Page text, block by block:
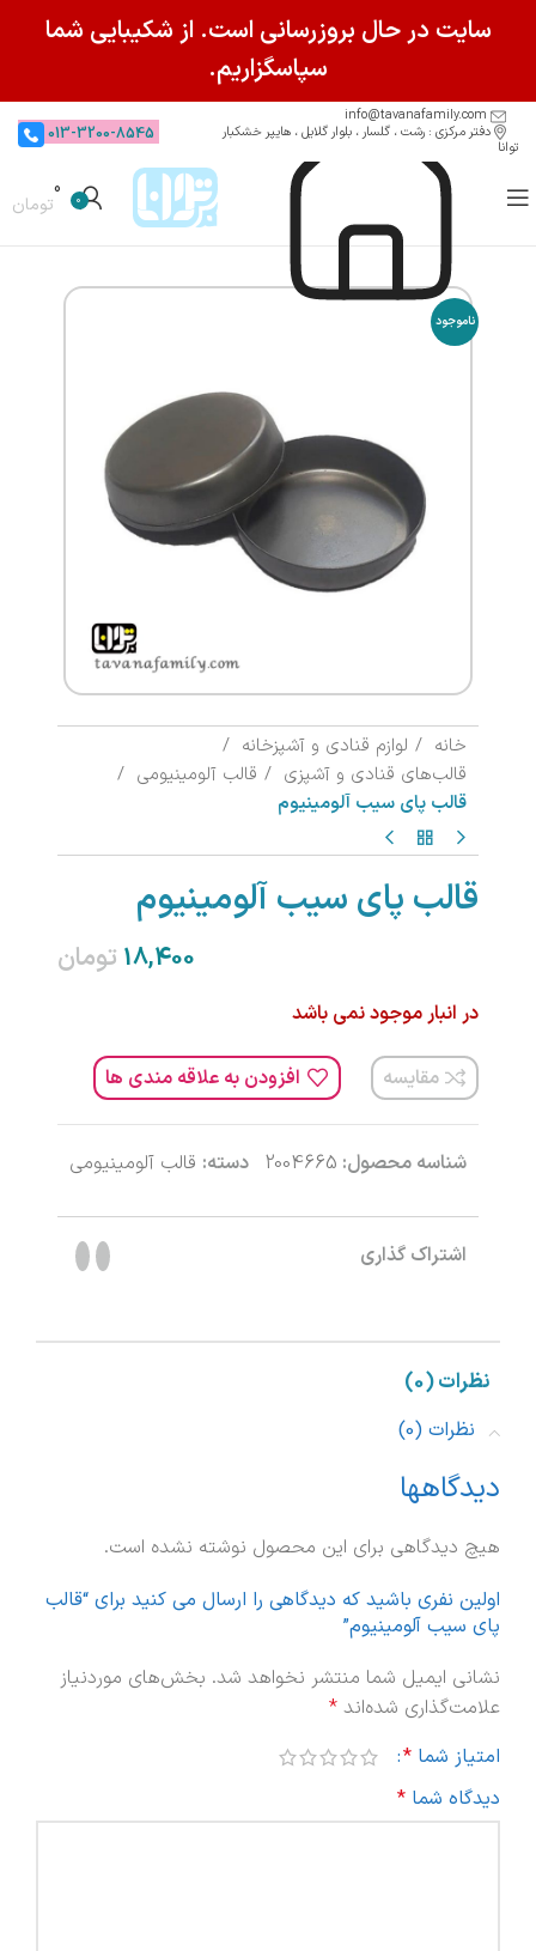
دفتر مرکزی : رشت ، گلسار ، بلوار گلایل ، هایپر خشکبار
توانا
013-3200-8545
0
0
تومان
ناموجود
خانه
لوازم قنادی و آشپزخانه
قالب‌های قنادی و آشپزی
قالب آلومینیومی
قالب پای سیب آلومینیوم
قالب پای سیب آلومینیوم
تومان
در انبار موجود نمی باشد
مقایسه افزودن به علاقه مندی ها
شناسه محصول: 2004665 دسته: قالب آلومینیومی
اشتراک گذاری
نظرات (0)
نظرات (0)
دیدگاهها
هیچ دیدگاهی برای این محصول نوشته نشده است.
اولین نفری باشید که دیدگاهی را ارسال می کنید برای “قالب
پای سیب آلومینیوم”
نشانی ایمیل شما منتشر نخواهد شد. بخش‌های موردنیاز
علامت‌گذاری شده‌اند *
امتیاز شما *
دیدگاه شما *
سایت در حال بروزرسانی است. از شکیبایی شما
سپاسگزاریم.